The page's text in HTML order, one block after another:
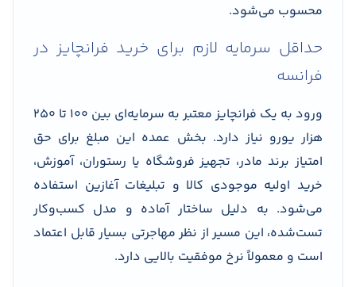
محسوب می‌شود.
حداقل سرمایه لازم برای خرید فرانچایز در
فرانسه
ورود به یک فرانچایز معتبر به سرمایه‌ای بین ۱۰۰ تا ۲۵۰
هزار یورو نیاز دارد. بخش عمده این مبلغ برای حق
امتیاز برند مادر، تجهیز فروشگاه یا رستوران، آموزش،
خرید اولیه موجودی کالا و تبلیغات آغازین استفاده
می‌شود. به دلیل ساختار آماده و مدل کسب‌وکار
تست‌شده، این مسیر از نظر مهاجرتی بسیار قابل اعتماد
است و معمولاً نرخ موفقیت بالایی دارد.